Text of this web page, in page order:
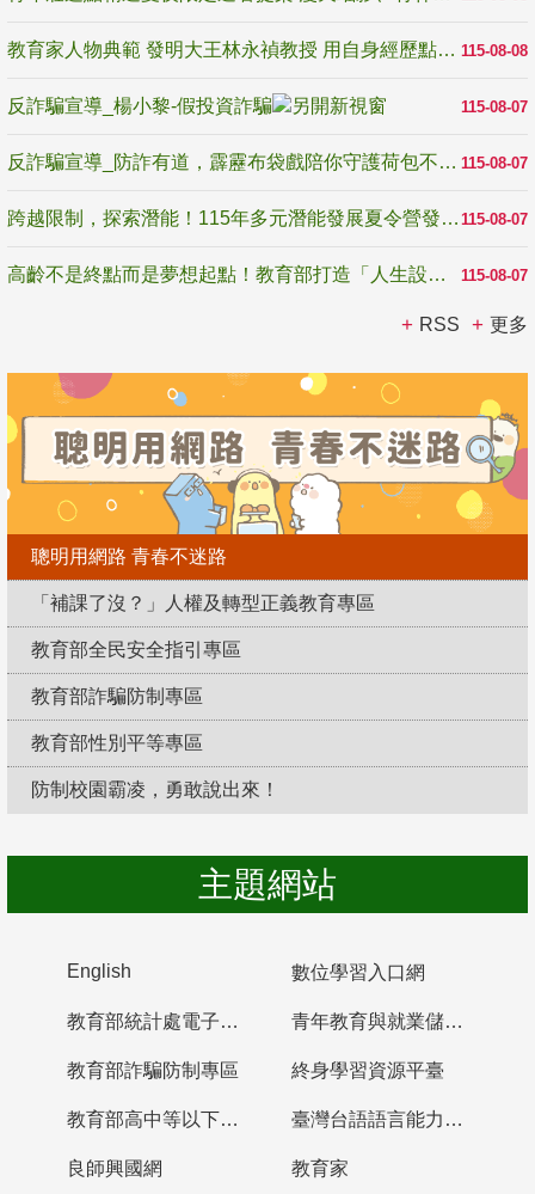
115-08-08
教育家人物典範 發明大王林永禎教授 用自身經歷點亮學生的路
115-08-07
反詐騙宣導_楊小黎-假投資詐騙
115-08-07
反詐騙宣導_防詐有道，霹靂布袋戲陪你守護荷包不受騙
115-08-07
跨越限制，探索潛能！115年多元潛能發展夏令營發掘生命無限可能
115-08-07
高齡不是終點而是夢想起點！教育部打造「人生設計夢工場」 參展第3屆高齡健康產業博覽會
RSS 更多
聰明用網路 青春不迷路
「補課了沒？」人權及轉型正義教育專區
教育部全民安全指引專區
教育部詐騙防制專區
教育部性別平等專區
防制校園霸凌，勇敢說出來！
主題網站
English 數位學習入口網
教育部統計處電子書櫃 青年教育與就業儲蓄帳戶
教育部詐騙防制專區 終身學習資源平臺
教育部高中等以下學校及幼兒園教師資格檢定考試 臺灣台語語言能力認證網站
良師興國網
教育家